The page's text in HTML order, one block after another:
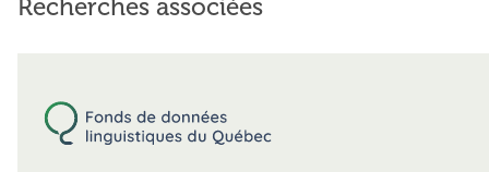
Recherches associées